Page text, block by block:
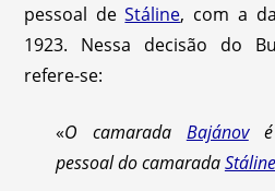
pessoal deStáline, com a
1923. Nessa decisão do
refere-se:
«O camarada Bajánové
pessoal do camaradaStáline